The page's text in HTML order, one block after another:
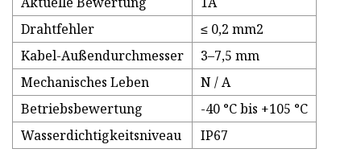
Drahtfehler
≤ 0,2 mm2
Kabel-Außendurchmesser
3–7,5 mm
Mechanisches Leben
N / A
Betriebsbewertung
-40 °C bis +105 °C
Wasserdichtigkeitsniveau
IP67